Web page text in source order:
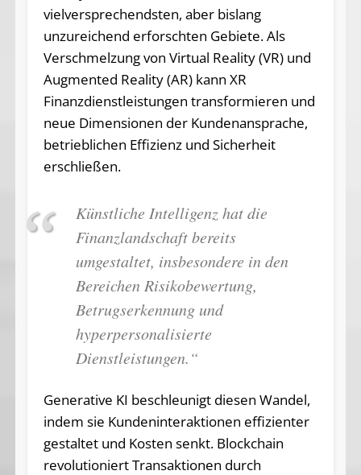
vielversprechendsten, aber bislang
unzureichend erforschten Gebiete. Als
Verschmelzung von Virtual Reality (VR) und
Augmented Reality (AR) kann XR
Finanzdienstleistungen transformieren und
neue Dimensionen der Kundenansprache,
betrieblichen Effizienz und Sicherheit
erschließen.
Künstliche Intelligenz hat die
Finanzlandschaft bereits
umgestaltet, insbesondere in den
Bereichen Risikobewertung,
Betrugserkennung und
hyperpersonalisierte
Dienstleistungen.“
Generative KI beschleunigt diesen Wandel,
indem sie Kundeninteraktionen effizienter
gestaltet und Kosten senkt. Blockchain
revolutioniert Transaktionen durch